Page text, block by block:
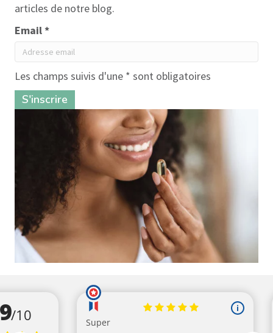
articles de notre blog.
Email *
Les champs suivis d'une * sont obligatoires